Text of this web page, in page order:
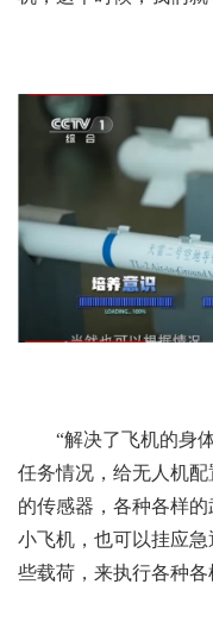
“解决了飞机的身
任务情况，给无人机
的传感器，各种各样
小飞机，也可以挂应
些载荷，来执行各种各